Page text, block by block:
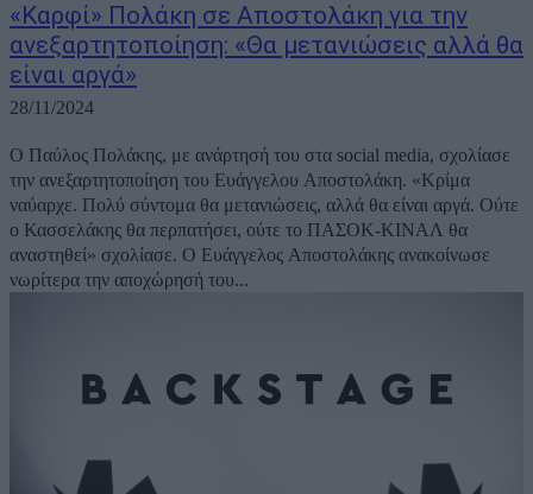
«Καρφί» Πολάκη σε Αποστολάκη για την
ανεξαρτητοποίηση: «Θα μετανιώσεις αλλά θα
είναι αργά»
28/11/2024
O Παύλος Πολάκης, με ανάρτησή του στα social media, σχολίασε
την ανεξαρτητοποίηση του Ευάγγελου Αποστολάκη. «Κρίμα
ναύαρχε. Πολύ σύντομα θα μετανιώσεις, αλλά θα είναι αργά. Ούτε
ο Κασσελάκης θα περπατήσει, ούτε το ΠΑΣΟΚ-ΚΙΝΑΛ θα
αναστηθεί» σχολίασε. Ο Ευάγγελος Αποστολάκης ανακοίνωσε
νωρίτερα την αποχώρησή του...